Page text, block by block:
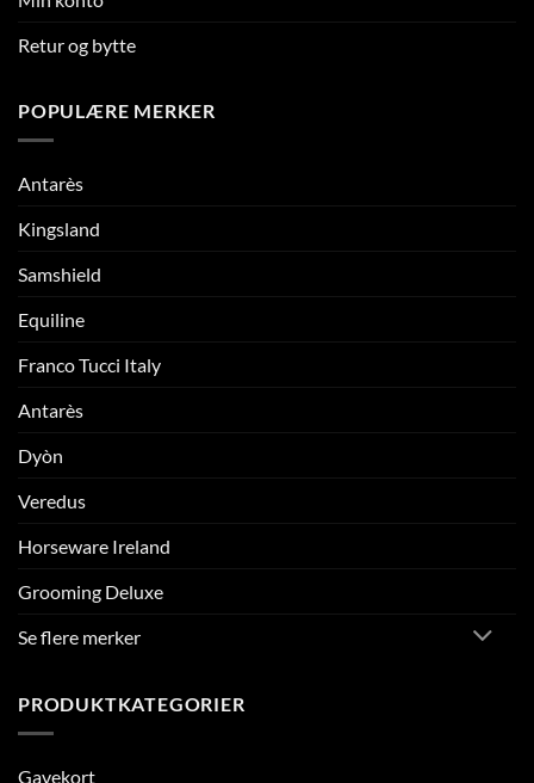
Retur og bytte
POPULÆRE MERKER
Antarès
Kingsland
Samshield
Equiline
Franco Tucci Italy
Antarès
Dyòn
Veredus
Horseware Ireland
Grooming Deluxe
Se flere merker
PRODUKTKATEGORIER
Gavekort